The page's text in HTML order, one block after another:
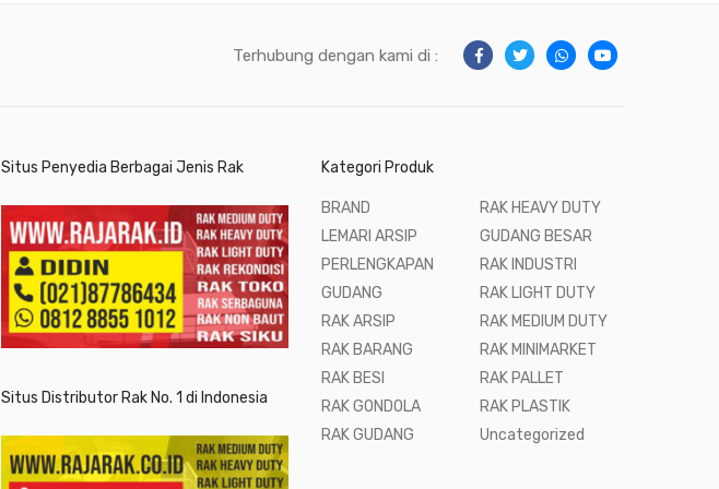
Terhubung dengan kami di :
Situs Penyedia Berbagai Jenis Rak
Situs Distributor Rak No. 1 di Indonesia
Kategori Produk
BRAND
LEMARI ARSIP
PERLENGKAPAN
GUDANG
RAK ARSIP
RAK BARANG
RAK BESI
RAK GONDOLA
RAK GUDANG
RAK HEAVY DUTY
GUDANG BESAR
RAK INDUSTRI
RAK LIGHT DUTY
RAK MEDIUM DUTY
RAK MINIMARKET
RAK PALLET
RAK PLASTIK
Uncategorized